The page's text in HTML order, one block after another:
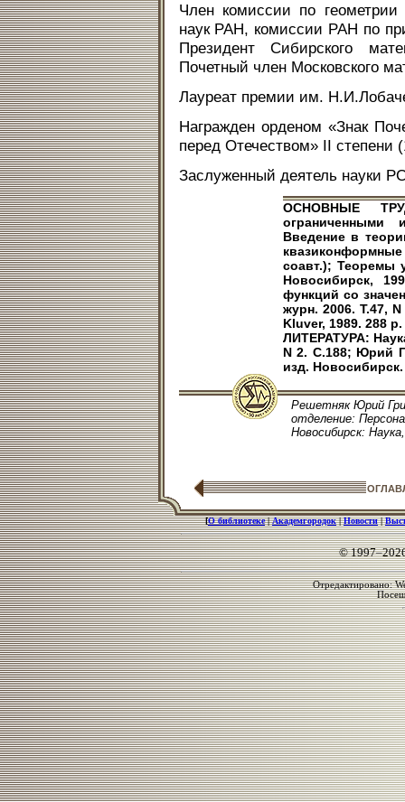
Член комиссии по
наук РАН, комиссии РАН по
Президент Сибирского
Почетный член Московского
Лауреат премии им.
Награжден орденом «Знак
перед Отечеством» II степени
Заслуженный деятель науки
ОСНОВНЫЕ
ограниченными
Введение в
соавт.); Теоремы
Новосибирск,
функций со
журн. 2006. Т.47,
Kluver, 1989. 288
ЛИТЕРАТУРА:
N 2. С.188; Юрий
изд. Новосибирск.
Решетняк Юрий
отделение:
Новосибирск:
[О библиотеке|Академгородок|Новости|
©
Отредактировано: